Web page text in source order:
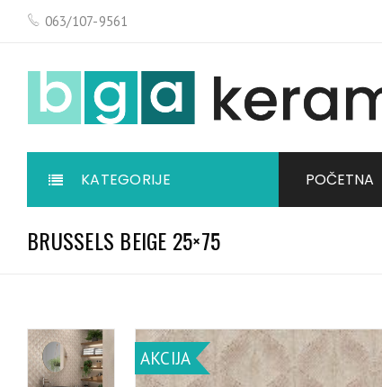
063/107-9561
KATEGORIJE POČETNA
BRUSSELS BEIGE 25×75
AKCIJA